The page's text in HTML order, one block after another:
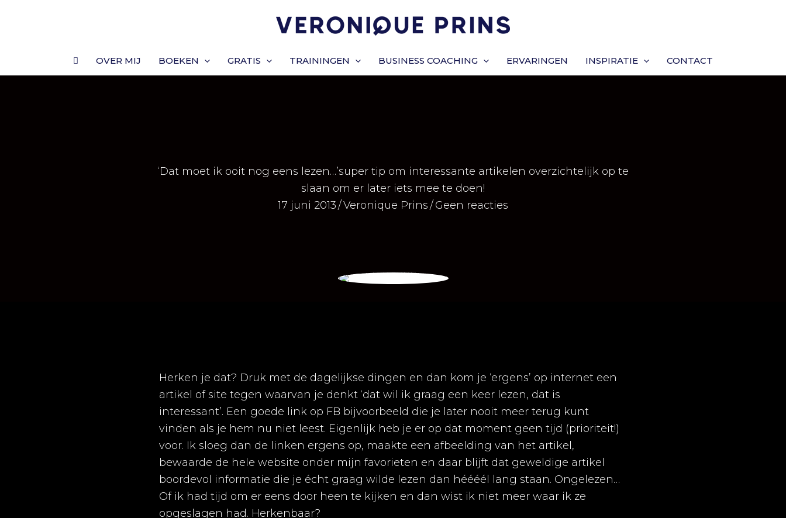
OVER MIJ BOEKEN GRATIS TRAININGEN BUSINESS COACHING ERVARINGEN INSPIRATIE CONTACT
‘Dat moet ik ooit nog eens lezen…’super tip om interessante artikelen overzichtelijk op te
slaan om er later iets mee te doen!
17 juni 2013/Veronique Prins/Geen reacties
Herken je dat? Druk met de dagelijkse dingen en dan kom je ‘ergens’ op internet een
artikel of site tegen waarvan je denkt ‘dat wil ik graag een keer lezen, dat is
interessant’. Een goede link op FB bijvoorbeeld die je later nooit meer terug kunt
vinden als je hem nu niet leest. Eigenlijk heb je er op dat moment geen tijd (prioriteit!)
voor. Ik sloeg dan de linken ergens op, maakte een afbeelding van het artikel,
bewaarde de hele website onder mijn favorieten en daar blijft dat geweldige artikel
boordevol informatie die je écht graag wilde lezen dan héééél lang staan. Ongelezen…
Of ik had tijd om er eens door heen te kijken en dan wist ik niet meer waar ik ze
opgeslagen had. Herkenbaar?